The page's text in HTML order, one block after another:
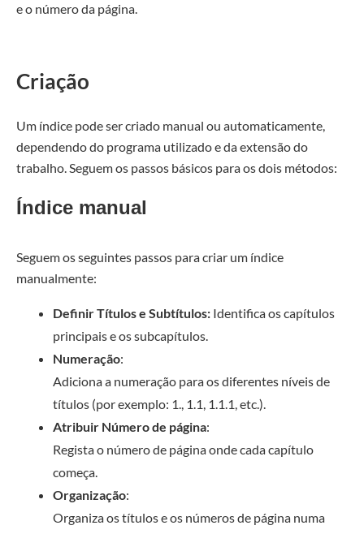
e o número da página.
Criação
Um índice pode ser criado manual ou automaticamente,
dependendo do programa utilizado e da extensão do
trabalho. Seguem os passos básicos para os dois métodos:
Índice manual
Seguem os seguintes passos para criar um índice
manualmente: ⁣
Definir Títulos e Subtítulos: Identifica os capítulos
principais e os subcapítulos.
Numeração:
Adiciona a numeração para os diferentes níveis de
títulos (por exemplo: 1., 1.1, 1.1.1, etc.).
Atribuir Número de página:
Regista o número de página onde cada capítulo
começa.
Organização:
Organiza os títulos e os números de página numa